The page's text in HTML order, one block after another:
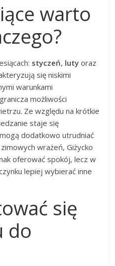
warto
styczeń, luty oraz
się niskimi
warunkami
możliwości
Ze względu na krótkie
staje się
dodatkowo utrudniać
wrażeń, Giżycko
oferować spokój, lecz w
lepiej wybierać inne
się
do